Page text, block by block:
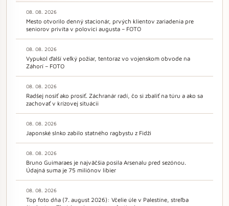
08. 08. 2026
Mesto otvorilo denný stacionár, prvých klientov zariadenia pre
seniorov privíta v polovici augusta – FOTO
08. 08. 2026
Vypukol ďalší veľký požiar, tentoraz vo vojenskom obvode na
Záhorí – FOTO
08. 08. 2026
Radšej nosiť ako prosiť. Záchranár radí, čo si zbaliť na túru a ako sa
zachovať v krízovej situácii
08. 08. 2026
Japonské slnko zabilo statného ragbystu z Fidži
08. 08. 2026
Bruno Guimaraes je najväčšia posila Arsenalu pred sezónou.
Údajná suma je 75 miliónov libier
08. 08. 2026
Top foto dňa (7. august 2026): Včelie úle v Palestíne, streľba